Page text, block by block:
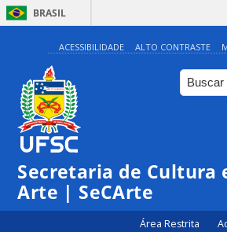
BRASIL
ACESSIBILIDADE ALTO CONTRASTE
Secretaria de Cultura
Arte | SeCArte
Área Restrita
0:00
1:00